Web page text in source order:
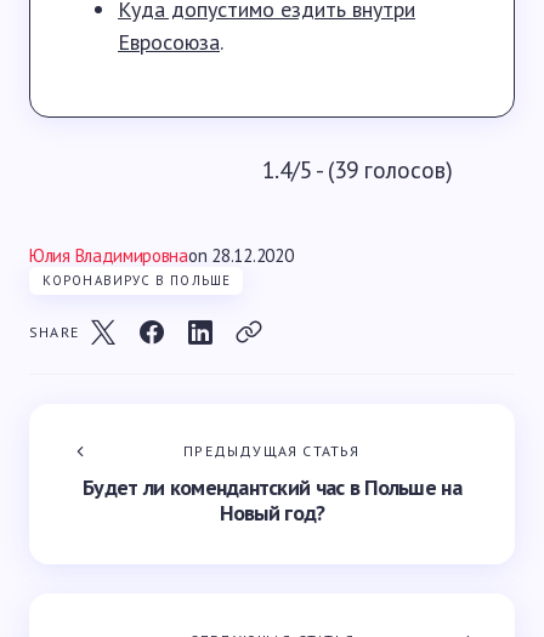
Куда допустимо ездить внутри
Евросоюза.
1.4/5 - (39 голосов)
Юлия Владимировнаon 28.12.2020
КОРОНАВИРУС В ПОЛЬШЕ
SHARE
ПРЕДЫДУЩАЯ СТАТЬЯ
Будет ли комендантский час в Польше на
Новый год?